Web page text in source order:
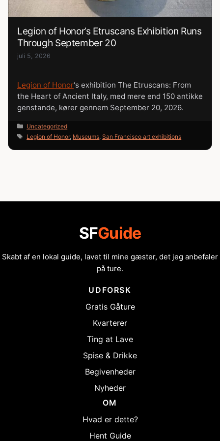
Legion of Honor’s Etruscans Exhibition Runs
Through September 20
juli 5, 2026
Legion of Honor‘s exhibition The Etruscans: From
the Heart of Ancient Italy, med mere end 150 antikke
genstande, kører gennem September 20, 2026.
Kategorier
Uncategorized
Tags
Legion of Honor, Museums,San Francisco art exhibitions
SFGuide
Skabt af en lokal guide, lavet til mine gæster, det jeg anbefaler
på ture.
UDFORSK
Gratis Gåture
Kvarterer
Ting at Lave
Spise & Drikke
Begivenheder
Nyheder
OM
Hvad er dette?
Hent Guide